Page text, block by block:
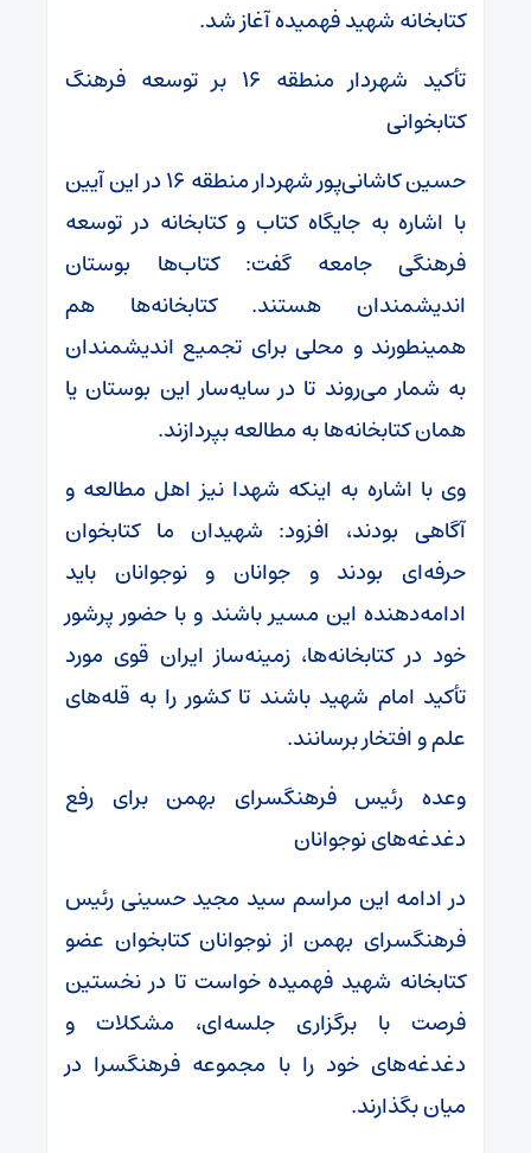
کتابخانه شهید فهمیده آغاز شد.
تأکید شهردار منطقه ۱۶ بر توسعه فرهنگ
کتابخوانی
حسین کاشانی‌پور شهردار منطقه ۱۶ در این آیین
با اشاره به جایگاه کتاب و کتابخانه در توسعه
فرهنگی جامعه گفت: کتاب‌ها بوستان
اندیشمندان هستند. کتابخانه‌ها هم
همینطورند و محلی برای تجمیع اندیشمندان
به شمار می‌روند تا در سایه‌سار این بوستان یا
همان کتابخانه‌ها به مطالعه بپردازند.
وی با اشاره به اینکه شهدا نیز اهل مطالعه و
آگاهی بودند، افزود: شهیدان ما کتابخوان
حرفه‌ای بودند و جوانان و نوجوانان باید
ادامه‌دهنده این مسیر باشند و با حضور پرشور
خود در کتابخانه‌ها، زمینه‌ساز ایران قوی مورد
تأکید امام شهید باشند تا کشور را به قله‌های
علم و افتخار برسانند.
وعده رئیس فرهنگسرای بهمن برای رفع
دغدغه‌های نوجوانان
در ادامه این مراسم سید مجید حسینی رئیس
فرهنگسرای بهمن از نوجوانان کتابخوان عضو
کتابخانه شهید فهمیده خواست تا در نخستین
فرصت با برگزاری جلسه‌ای، مشکلات و
دغدغه‌های خود را با مجموعه فرهنگسرا در
میان بگذارند.